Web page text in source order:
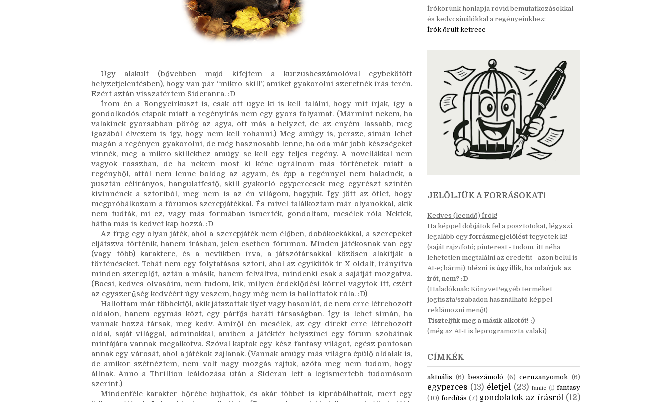
Úgy alakult (bővebben majd kifejtem a kurzusbeszámolóval egybekötött
helyzetjelentésben), hogy van pár “mikro-skill”, amiket gyakorolni szeretnék írás terén.
Ezért aztán visszatértem Sideranra. :D
Írom én a Rongycirkuszt is, csak ott ugye ki is kell találni, hogy mit írjak, így a
gondolkodós etapok miatt a regényírás nem egy gyors folyamat. (Mármint nekem, ha
valakinek gyorsabban pörög az agya, ott más a helyzet, de az enyém lassabb, meg
igazából élvezem is így, hogy nem kell rohanni.) Meg amúgy is, persze, simán lehet
magán a regényen gyakorolni, de még hasznosabb lenne, ha oda már jobb készségeket
vinnék, meg a mikro-skillekhez amúgy se kell egy teljes regény. A novellákkal nem
vagyok rosszban, de ha nekem most ki kéne ugrálnom más történetek miatt a
regényből, attól nem lenne boldog az agyam, és épp a regénnyel nem haladnék, a
pusztán célirányos, hangulatfestő, skill-gyakorló egypercesek meg egyrészt szintén
kivinnének a sztoriból, meg nem is az én világom, hagyjuk. Így jött az ötlet, hogy
megpróbálkozom a fórumos szerepjátékkal. És mivel találkoztam már olyanokkal, akik
nem tudták, mi ez, vagy más formában ismerték, gondoltam, mesélek róla Nektek,
hátha más is kedvet kap hozzá. :D
Az frpg egy olyan játék, ahol a szerepjáték nem élőben, dobókockákkal, a szerepeket
eljátszva történik, hanem írásban, jelen esetben fórumon. Minden játékosnak van egy
(vagy több) karaktere, és a nevükben írva, a játszótársakkal közösen alakítják a
történéseket. Tehát nem egy folytatásos sztori, ahol az egyikütök ír X oldalt, irányítva
minden szereplőt, aztán a másik, hanem felváltva, mindenki csak a sajátját mozgatva.
(Bocsi, kedves olvasóim, nem tudom, kik, milyen érdeklődési körrel vagytok itt, ezért
az egyszerűség kedvéért úgy veszem, hogy még nem is hallottatok róla. :D)
Hallottam már többektől, akik játszottak ilyet vagy hasonlót, de nem erre létrehozott
oldalon, hanem egymás közt, egy párfős baráti társaságban. Így is lehet simán, ha
vannak hozzá társak, meg kedv. Amiről én mesélek, az egy direkt erre létrehozott
oldal, saját világgal, adminokkal, amiben a játéktér helyszínei egy fórum szobáinak
mintájára vannak megalkotva. Szóval kaptok egy kész fantasy világot, egész pontosan
annak egy városát, ahol a játékok zajlanak. (Vannak amúgy más világra épülő oldalak is,
de amikor szétnéztem, nem volt nagy mozgás rajtuk, azóta meg nem tudom, hogy
ÍRÓK ŐRÜLT KETRECE
JELÖLJÜK A FORRÁSOKAT!
Kedves (leendő) Írók!
Ha képpel dobjátok fel a posztotokat, légyszi,
legalább egyforrásmegjelölésttegyetek ki!
(saját rajz/fotó; pinterest - tudom, itt néha
lehetetlen megtalálni az eredetit - azon belül is
AI-e; bármi)Idézni is úgy illik, ha odaírjuk az
írót, nem? :D
(Haladóknak: Könyvet/egyéb terméket
jogtiszta/szabadon használható képpel
Tiszteljük meg a másik alkotót! ;)
CÍMKÉK